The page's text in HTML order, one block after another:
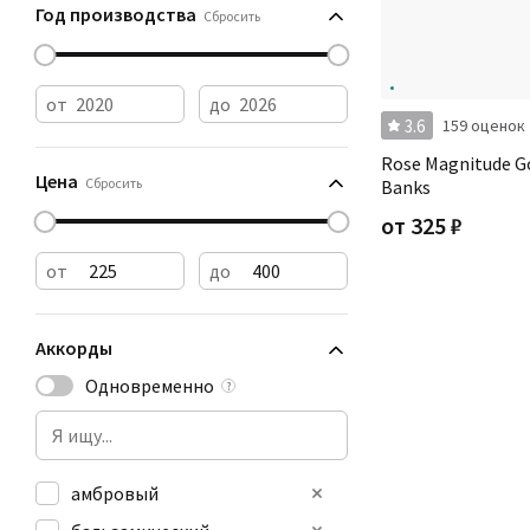
Год производства Сбросить
от до
Цена Сбросить
от до
Аккорды
Одновременно
?
амбровый
3.6 159 оценок
Rose Magnitude
Banks
от 325₽